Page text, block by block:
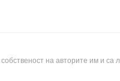
на авторите им и са